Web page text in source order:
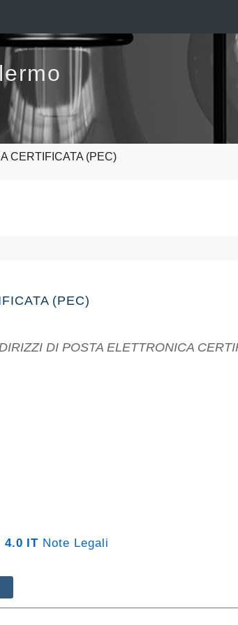
CERTIFICATA (PEC)
(PEC)
4.0 IT Note Legali